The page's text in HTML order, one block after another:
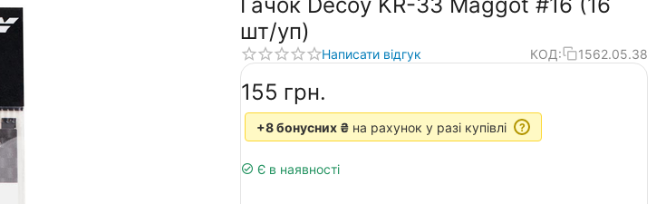
шт/уп)
Написати відгук КОД: 1562.05.38
‍155‍ грн.
+8 бонусних ₴ на рахунок у разі купівлі ?
Є в наявності